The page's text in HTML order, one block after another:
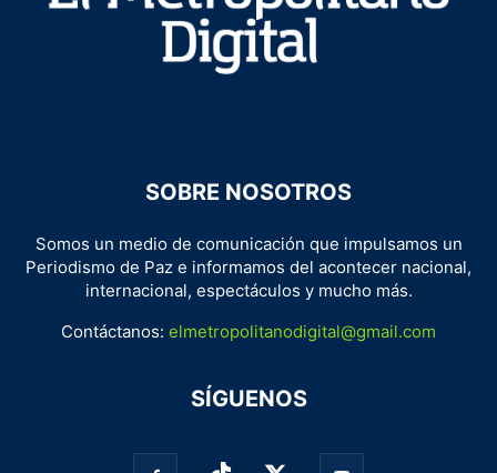
SOBRE NOSOTROS
Somos un medio de comunicación que impulsamos un
Periodismo de Paz e informamos del acontecer nacional,
internacional, espectáculos y mucho más.
Contáctanos: elmetropolitanodigital@gmail.com
SÍGUENOS